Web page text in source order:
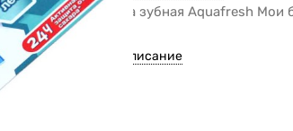
Паста зубная Aquafresh
Все описание